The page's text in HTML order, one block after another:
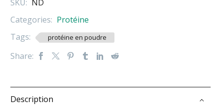
2270GR
SKU: ND
Categories: Protéine
Tags:
protéine en poudre
Share:
Description